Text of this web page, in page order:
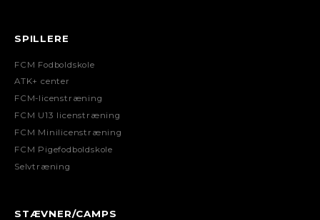
SPILLERE
FCM Fodboldskole
ATK+ center
FCM-licenstræning
FCM U13 licenstræning
FCM Minilicenstræning
FCM Pigefodboldskole
Selvtræning
STÆVNER/CAMPS